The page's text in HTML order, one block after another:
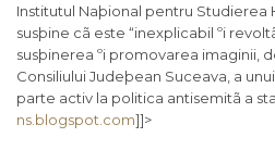
Institutul Naþional pentru Studierea
susþine cã este “inexplicabil ºi
susþinerea ºi promovarea imaginii,
Consiliului Judeþean Suceava, a
parte activ la politica antisemitã a
ns.blogspot.com]]>